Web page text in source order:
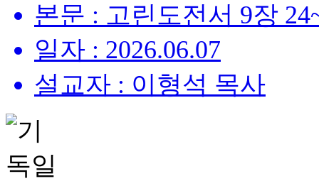
본문 : 고린도전서 9장
일자 : 2026.06.07
설교자 : 이형석 목사